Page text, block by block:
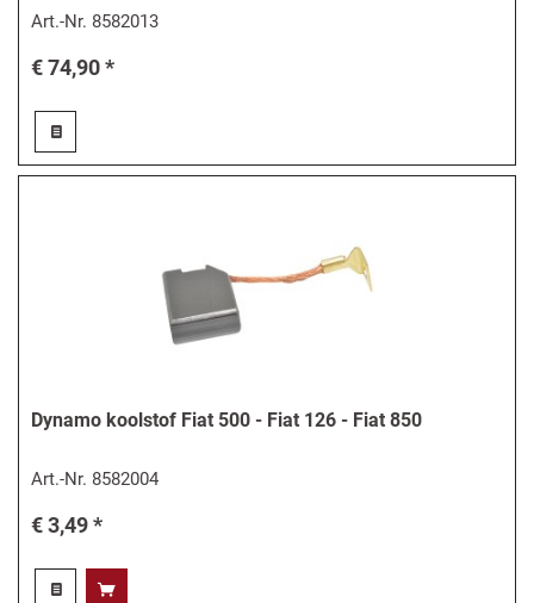
Art.-Nr. 8582013
€ 74,90 *
Dynamo koolstof Fiat 500 - Fiat 126 - Fiat 850
Art.-Nr. 8582004
€ 3,49 *